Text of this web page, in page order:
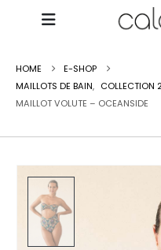
HOME
E-SHOP
MAILLOTS DE BAIN, COLLECTION
MAILLOT VOLUTE – OCEANSIDE